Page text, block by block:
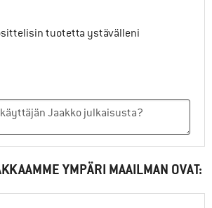
tuotetta ystävälleni
YMPÄRI MAAILMAN OVAT: